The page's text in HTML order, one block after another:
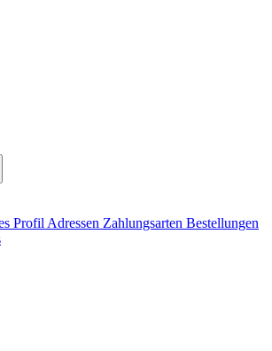
Profil Adressen Zahlungsarten Bestellungen